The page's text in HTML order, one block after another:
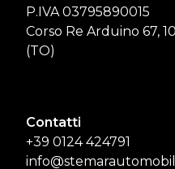
P.IVA 03795890015
Corso Re Arduino 67,
(TO)
Contatti
+39 0124 424791